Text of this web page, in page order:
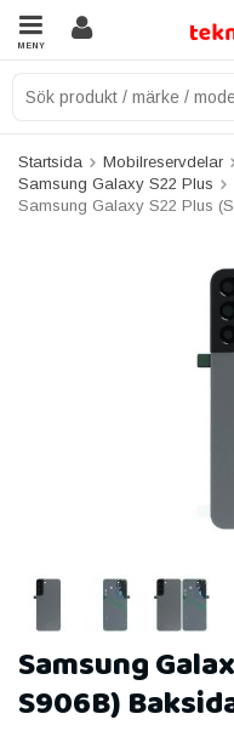
MENY
Startsida Mobilreservdelar
Samsung Galaxy S22 Plus
Samsung Galaxy S22 Plus
Samsung
S906B)